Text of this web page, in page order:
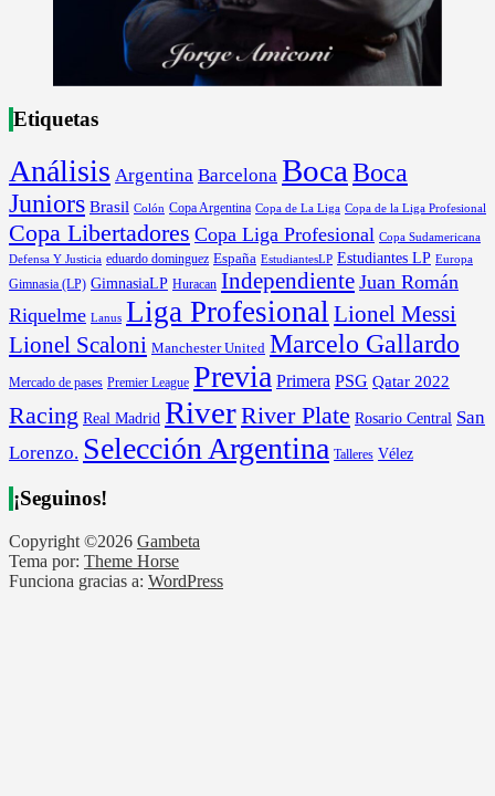
Etiquetas
Análisis Argentina Barcelona Boca Boca
Juniors Brasil Colón Copa Argentina Copa de La Liga Copa de la Liga Profesional
Copa Libertadores Copa Liga Profesional Copa Sudamericana
Defensa Y Justicia eduardo dominguez España EstudiantesLP Estudiantes LP Europa
Gimnasia (LP) GimnasiaLP Huracan Independiente Juan Román
Riquelme Lanus Liga Profesional Lionel Messi
Lionel Scaloni Manchester United Marcelo Gallardo
Mercado de pases Premier League Previa Primera PSG Qatar 2022
Racing Real Madrid RiverRiver Plate Rosario Central San
Lorenzo. Selección Argentina Talleres Vélez
¡Seguinos!
Copyright ©2026 Gambeta
Tema por: Theme Horse
Funciona gracias a: WordPress